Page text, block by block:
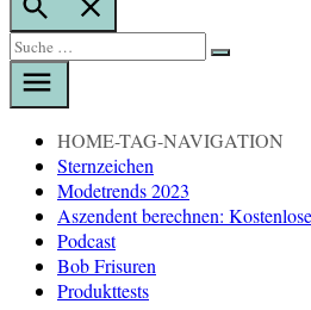
öffnen
Suche
nach:
Suche
HOME-TAG-NAVIGATION
Sternzeichen
Modetrends 2023
Aszendent berechnen:
Podcast
Bob Frisuren
Produkttests